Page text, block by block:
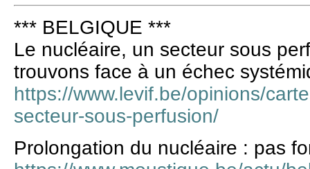
*** BELGIQUE ***
Le nucléaire, un secteur sous
trouvons face à un échec
https://www.levif.be/opinions/
secteur-sous-perfusion/
Prolongation du nucléaire : pas